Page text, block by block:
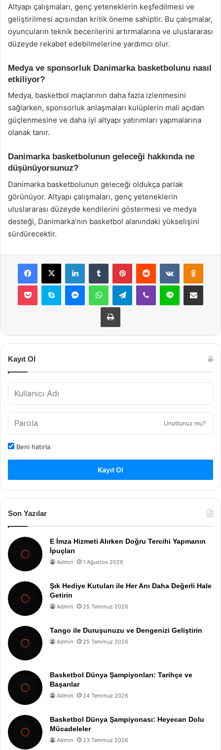
Altyapı çalışmaları, genç yeteneklerin keşfedilmesi ve
geliştirilmesi açısından kritik öneme sahiptir. Bu çalışmalar,
oyuncuların teknik becerilerini artırmalarına ve uluslararası
düzeyde rekabet edebilmelerine yardımcı olur.
Medya ve sponsorluk Danimarka basketbolunu nasıl
etkiliyor?
Medya, basketbol maçlarının daha fazla izlenmesini
sağlarken, sponsorluk anlaşmaları kulüplerin mali açıdan
güçlenmesine ve daha iyi altyapı yatırımları yapmalarına
olanak tanır.
Danimarka basketbolunun geleceği hakkında ne
düşünüyorsunuz?
Danimarka basketbolunun geleceği oldukça parlak
görünüyor. Altyapı çalışmaları, genç yeteneklerin
uluslararası düzeyde kendilerini göstermesi ve medya
desteği, Danimarka’nın basketbol alanındaki yükselişini
sürdürecektir.
Facebook
X LinkedInTumblr PinterestReddit VKontakte
Pocket Skype MessengerWhatsAppTelegramViber Line E-Posta ile
Yazdır
Kayıt Ol
Unuttunuz mu?
Beni hatırla
Kayıt Ol
Son Yazılar
E İmza Hizmeti Alırken Doğru Tercihi Yapmanın
İpuçları
Admin 1 Ağustos 2026
Şık Hediye Kutuları ile Her Anı Daha Değerli Hale
Getirin
Admin 25 Temmuz 2026
Tango ile Duruşunuzu ve Dengenizi Geliştirin
Admin 25 Temmuz 2026
Basketbol Dünya Şampiyonları: Tarihçe ve
Başarılar
Admin 24 Temmuz 2026
Basketbol Dünya Şampiyonası: Heyecan Dolu
Mücadeleler
Admin 23 Temmuz 2026